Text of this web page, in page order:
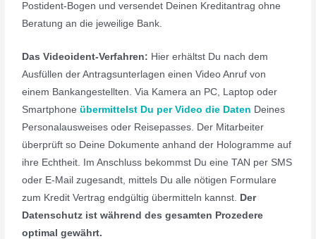
Postident-Bogen und versendet Deinen Kreditantrag ohne
Beratung an die jeweilige Bank.
DasVideoident-Verfahren: Hier erhältst Du nach dem
Ausfüllen der Antragsunterlagen einen Video Anruf von
einem Bankangestellten. Via Kamera an PC, Laptop oder
Smartphoneübermittelst Du per Video die Daten Deines
Personalausweises oder Reisepasses. Der Mitarbeiter
überprüft so Deine Dokumente anhand der Hologramme auf
ihre Echtheit. Im Anschluss bekommst Du eine TAN per SMS
oder E-Mail zugesandt, mittels Du alle nötigen Formulare
zum Kredit Vertrag endgültig übermitteln kannst.
Der
Datenschutz ist während des gesamten Prozedere
optimal gewährt.